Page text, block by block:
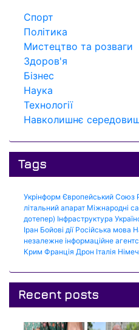
Спорт
Політика
Мистецтво та розваги
Здоров'я
Бізнес
Наука
Технології
Навколишнє
Tags
Укрінформ Європейський Союз
літальний апарат Міжнародні
дотепер) Інфраструктура
Іран Бойові дії Російська мова
незалежне інформаційне
Крим Франція Дрон Італія
Recent posts